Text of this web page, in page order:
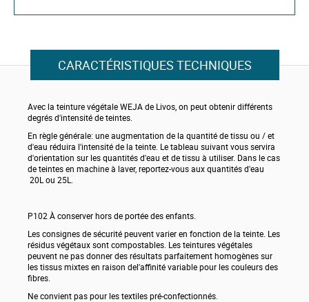
CARACTÉRISTIQUES TECHNIQUES
Avec la teinture végétale WEJA de Livos, on peut obtenir différents
degrés d'intensité de teintes.
En règle générale: une augmentation de la quantité de tissu ou / et
d'eau réduira l'intensité de la teinte. Le tableau suivant vous servira
d'orientation sur les quantités d'eau et de tissu à utiliser. Dans le cas
de teintes en machine à laver, reportez-vous aux quantités d'eau
20L ou 25L.
P102 À conserver hors de portée des enfants.
Les consignes de sécurité peuvent varier en fonction de la teinte. Les
résidus végétaux sont compostables. Les teintures végétales
peuvent ne pas donner des résultats parfaitement homogènes sur
les tissus mixtes en raison del'affinité variable pour les couleurs des
fibres.
Ne convient pas pour les textiles pré-confectionnés.